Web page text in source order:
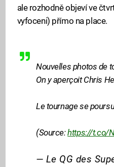
ale rozhodně objeví ve
vyfoceni) přímo na place.
Nouvelles photos de
On y aperçoit Chris
Le tournage se
(Source:https://t.co/
— Le QG des